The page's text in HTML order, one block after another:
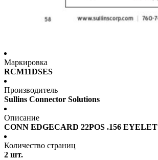
Маркировка
RCM11DSES
Производитель
Sullins Connector Solutions
Описание
CONN EDGECARD 22POS .156 EYELET
Количество страниц
2 шт.